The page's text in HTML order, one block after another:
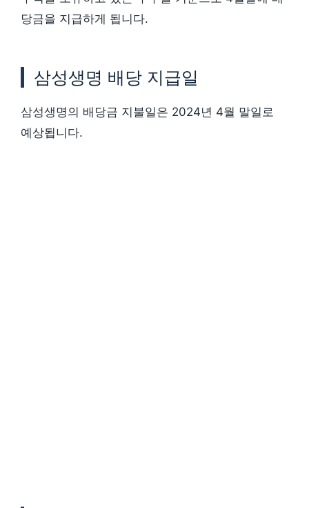
당금을 지급하게 됩니다.
삼성생명 배당 지급일
삼성생명의 배당금 지불일은 2024년 4월 말일로
예상됩니다.